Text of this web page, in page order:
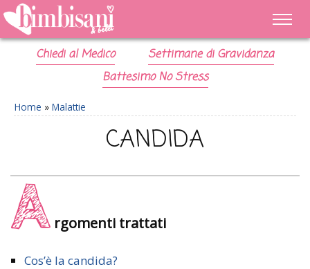
Chiedi al Medico
Settimane di Gravidanza
Battesimo No Stress
Home » Malattie
CANDIDA
A rgomenti trattati
Cos’è la candida?